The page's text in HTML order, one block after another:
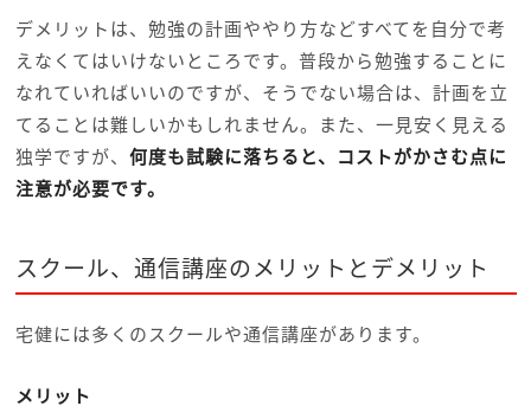
デメリットは、勉強の計画ややり方などすべてを自分で考
えなくてはいけないところです。普段から勉強することに
なれていればいいのですが、そうでない場合は、計画を立
てることは難しいかもしれません。また、一見安く見える
独学ですが、 何度も試験に落ちると、コストがかさむ点に
注意が必要です。
スクール、通信講座のメリットとデメリット
宅健には多くのスクールや通信講座があります。
メリット